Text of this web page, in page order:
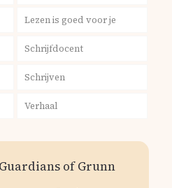
Lezen is goed voor je
Schrijfdocent
Schrijven
Verhaal
of Grunn